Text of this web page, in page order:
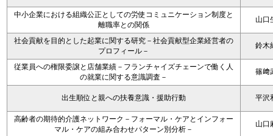
中小企業における組織公正としての労使コミュニケーション制度と
離職率との関係
山口
社会貢献を目的とした起業に関する研究－社会貢献型企業経営者の
プロフィール－
鈴木
従業員への権限委譲と店舗業績－フランチャイズチェーンで働く人
の就業に関する意識調査－
篠﨑
出生順位と親への扶養意識・援助行動 平沢
高齢者の期待的介護ネットワーク－フォーマル・ケアとインフォー
マル・ケアの組み合わせパターン別分析－
山口